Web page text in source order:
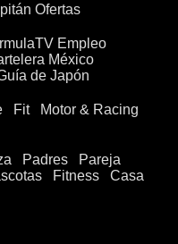
Ofertas
Empleo
México
de Japón
Fit
Motor & Racing
Padres
Pareja
Fitness
Casa